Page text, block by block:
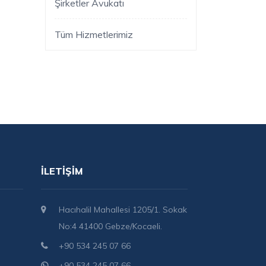
Şirketler Avukatı
Tüm Hizmetlerimiz
İLETIŞIM
Hacıhalil Mahallesi 1205/1. Sokak
No:4 41400 Gebze/Kocaeli.
+90 534 245 07 66